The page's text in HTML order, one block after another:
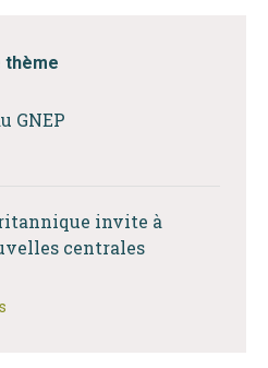
thème
GNEP
invite à
centrales